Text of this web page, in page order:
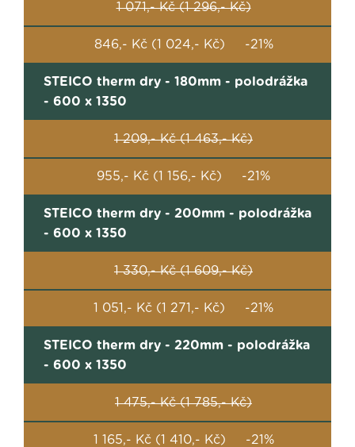
1 071,- Kč (1 296,- Kč)
846,- Kč (1 024,- Kč) -21%
STEICO therm dry - 180mm - polodrážka
- 600 x 1350
1 209,- Kč (1 463,- Kč)
955,- Kč (1 156,- Kč) -21%
STEICO therm dry - 200mm - polodrážka
- 600 x 1350
1 330,- Kč (1 609,- Kč)
1 051,- Kč (1 271,- Kč) -21%
STEICO therm dry - 220mm - polodrážka
- 600 x 1350
1 475,- Kč (1 785,- Kč)
1 165,- Kč (1 410,- Kč) -21%